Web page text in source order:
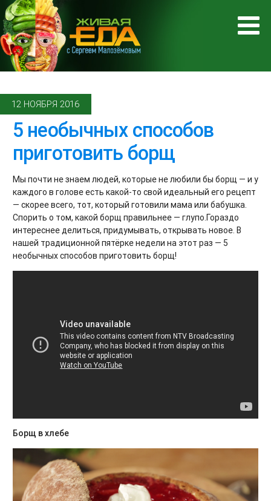
12 НОЯБРЯ 2016
5 необычных способов
приготовить борщ
Мы почти не знаем людей, которые не любили бы борщ — и у
каждого в голове есть какой-то свой идеальный его рецепт
— скорее всего, тот, который готовили мама или бабушка.
Спорить о том, какой борщ правильнее — глупо.Гораздо
интереснее делиться, придумывать, открывать новое. В
нашей традиционной пятёрке недели на этот раз — 5
необычных способов приготовить борщ!
Борщ в хлебе